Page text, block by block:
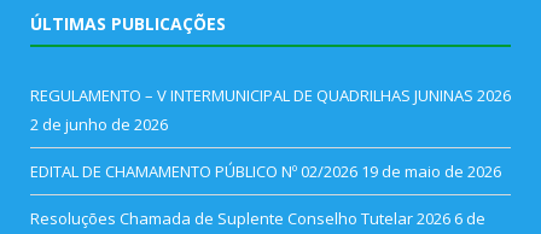
ÚLTIMAS PUBLICAÇÕES
REGULAMENTO – V INTERMUNICIPAL DE QUADRILHAS JUNINAS 2026
2 de junho de 2026
EDITAL DE CHAMAMENTO PÚBLICO Nº 02/2026 19 de maio de 2026
Resoluções Chamada de Suplente Conselho Tutelar 2026 6 de